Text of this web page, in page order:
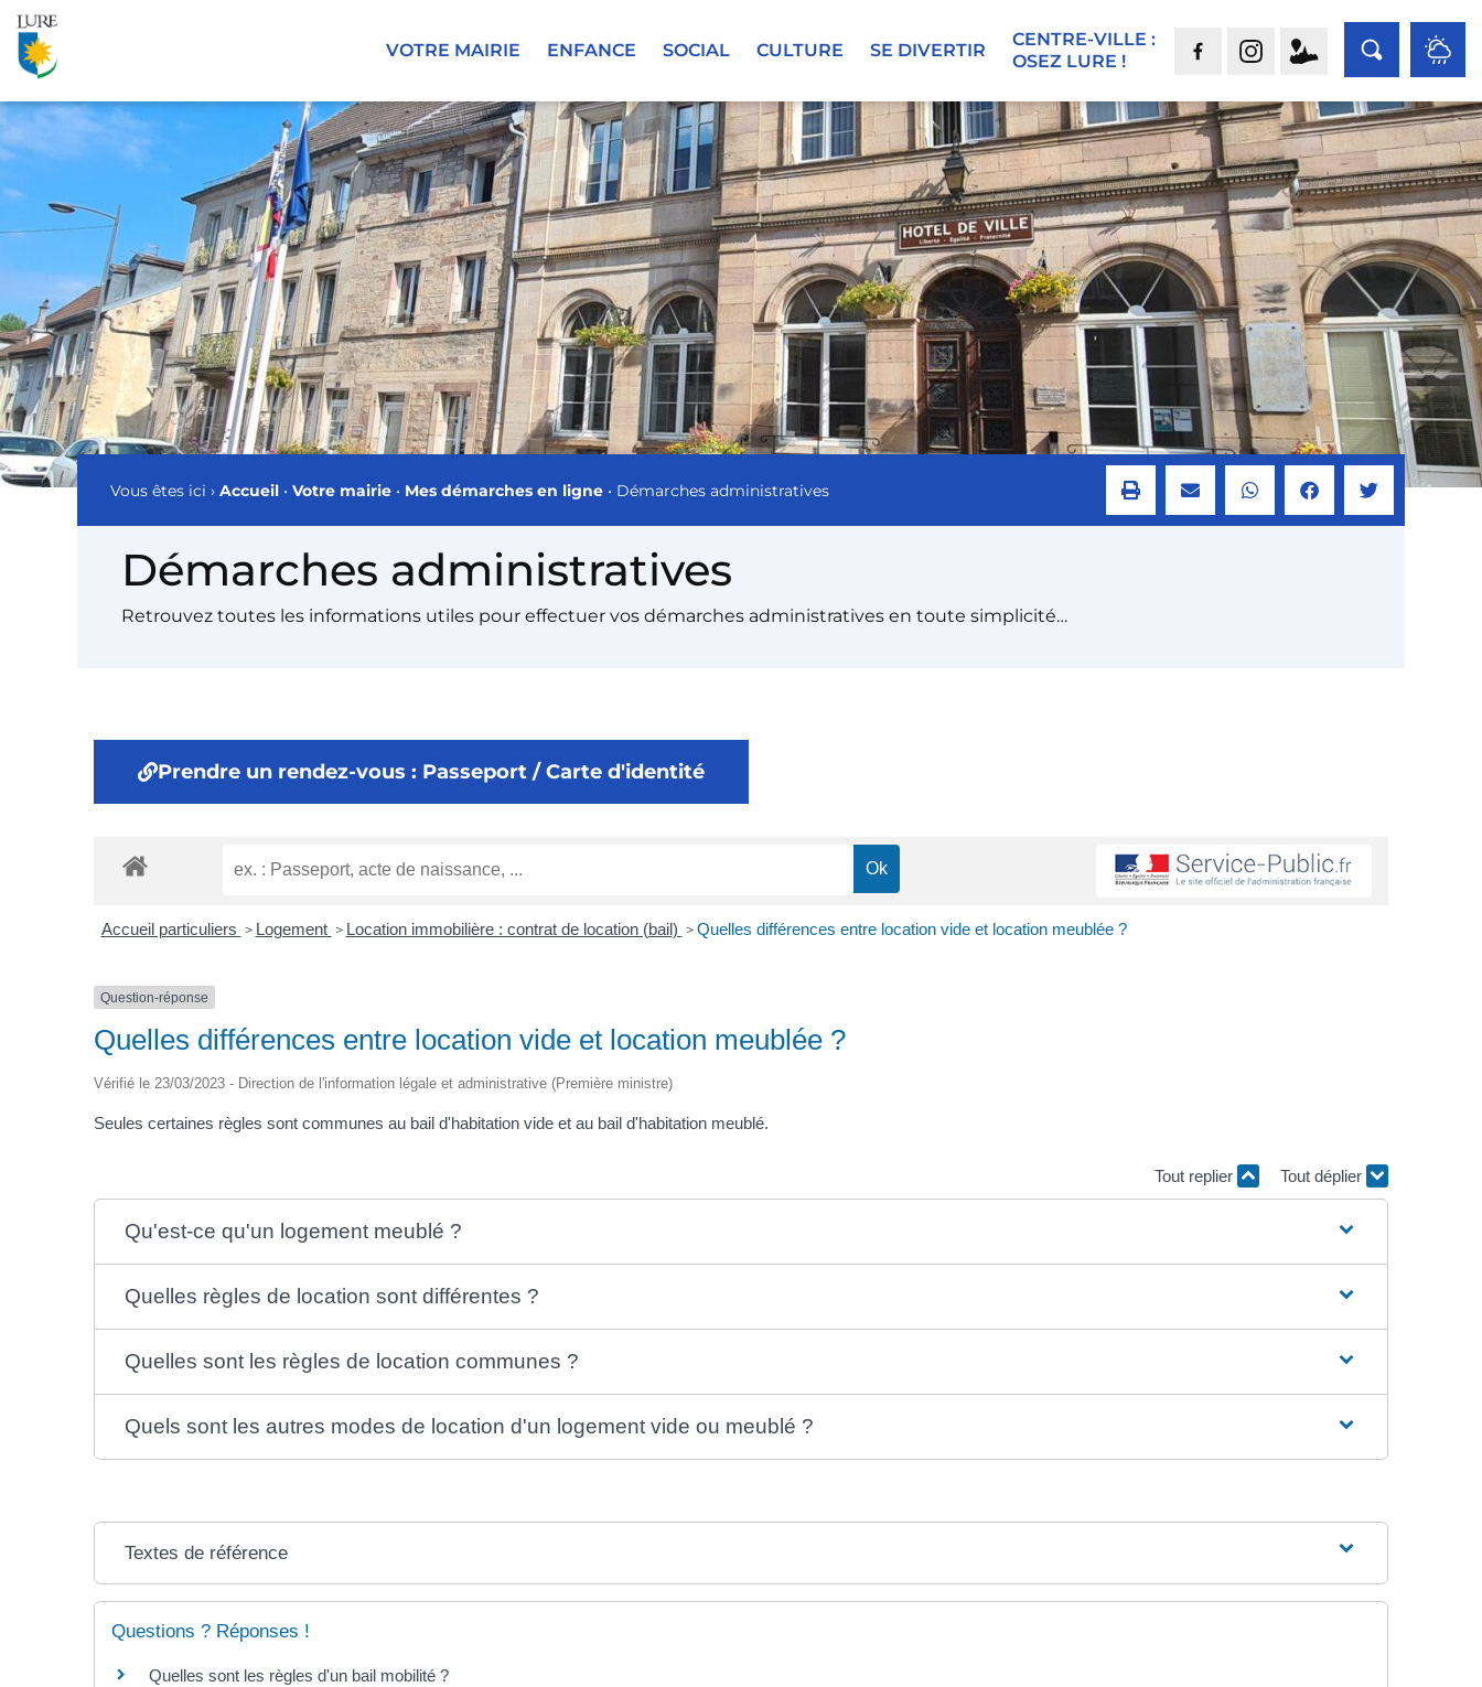
VOTRE MAIRIE ENFANCE SOCIAL CULTURE SE DIVERTIR
CENTRE-VILLE :
OSEZ LURE !
Vous êtes ici › Accueil • Votre mairie • Mes démarches en ligne • Démarches administratives
Démarches administratives
Retrouvez toutes les informations utiles pour effectuer vos démarches administratives en toute simplicité…
Prendre un rendez-vous : Passeport / Carte d'identité
Accueil particuliers > Logement > Location immobilière : contrat de location (bail) > Quelles différences entre location vide et location meublée ?
Question-réponse
Quelles différences entre location vide et location meublée ?
Vérifié le 23/03/2023 - Direction de l'information légale et administrative (Première ministre)
Seules certaines règles sont communes au bail d'habitation vide et au bail d'habitation meublé.
Tout replier Tout déplier
Qu'est-ce qu'un logement meublé ?
Quelles règles de location sont différentes ?
Quelles sont les règles de location communes ?
Quels sont les autres modes de location d'un logement vide ou meublé ?
Textes de référence
Questions ? Réponses !
Quelles sont les règles d'un bail mobilité ?
Panneau de gestion des cookies